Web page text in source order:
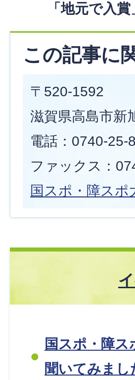
「地元で入賞
この記事に
〒520-1592
滋賀県高島市新
電話：0740-25-
ファックス：
国スポ・障ス
国スポ・障
聞いてみまし